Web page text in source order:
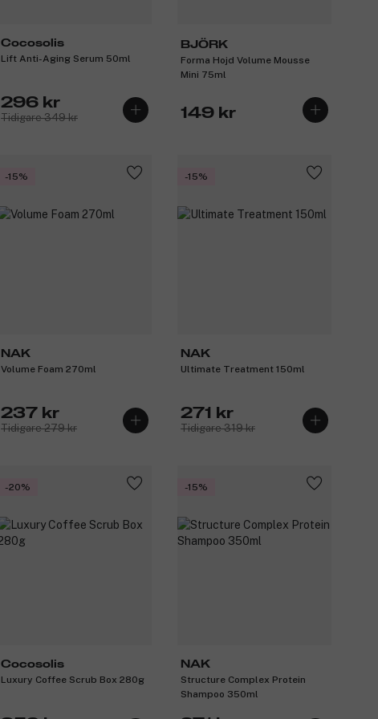
Cocosolis
Lift Anti-Aging Serum 50ml
296 kr
Tidigare 349 kr
BJÖRK
Forma Hojd Volume Mousse
Mini 75ml
149 kr
-15%
NAK
Volume Foam 270ml
237 kr
Tidigare 279 kr
-15%
NAK
Ultimate Treatment 150ml
271 kr
Tidigare 319 kr
-20%
Cocosolis
Luxury Coffee Scrub Box 280g
-15%
NAK
Structure Complex Protein
Shampoo 350ml